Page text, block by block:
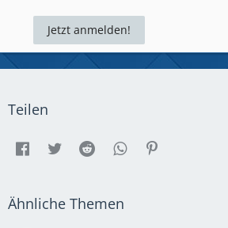
Jetzt anmelden!
Teilen
Ähnliche Themen